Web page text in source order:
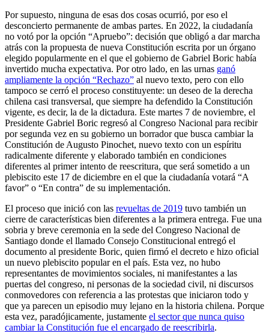
Por supuesto, ninguna de esas dos cosas ocurrió, por eso el
desconcierto permanente de ambas partes. En 2022, la ciudadanía
no votó por la opción “Apruebo”: decisión que obligó a dar marcha
atrás con la propuesta de nueva Constitución escrita por un órgano
elegido popularmente en el que el gobierno de Gabriel Boric había
invertido mucha expectativa. Por otro lado, en las urnas ganó
ampliamente la opción “Rechazo” al nuevo texto, pero con ello
tampoco se cerró el proceso constituyente: un deseo de la derecha
chilena casi transversal, que siempre ha defendido la Constitución
vigente, es decir, la de la dictadura. Este martes 7 de noviembre, el
Presidente Gabriel Boric regresó al Congreso Nacional para recibir
por segunda vez en su gobierno un borrador que busca cambiar la
Constitución de Augusto Pinochet, nuevo texto con un espíritu
radicalmente diferente y elaborado también en condiciones
diferentes al primer intento de reescritura, que será sometido a un
plebiscito este 17 de diciembre en el que la ciudadanía votará “A
favor” o “En contra” de su implementación.
El proceso que inició con las revueltas de 2019 tuvo también un
cierre de características bien diferentes a la primera entrega. Fue una
sobria y breve ceremonia en la sede del Congreso Nacional de
Santiago donde el llamado Consejo Constitucional entregó el
documento al presidente Boric, quien firmó el decreto e hizo oficial
un nuevo plebiscito popular en el país. Esta vez, no hubo
representantes de movimientos sociales, ni manifestantes a las
puertas del congreso, ni personas de la sociedad civil, ni discursos
conmovedores con referencia a las protestas que iniciaron todo y
que ya parecen un episodio muy lejano en la historia chilena. Porque
esta vez, paradójicamente, justamente el sector que nunca quiso
cambiar la Constitución fue el encargado de reescribirla.